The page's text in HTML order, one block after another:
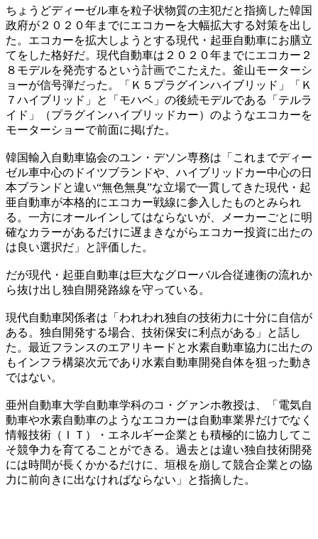
ちょうどディーゼル車を粒子状物質の主犯だと指摘した韓国
政府が２０２０年までにエコカーを大幅拡大する対策を出し
た。エコカーを拡大しようとする現代・起亜自動車にお膳立
てをした格好だ。現代自動車は２０２０年までにエコカー２
８モデルを発売するという計画でこたえた。釜山モーターシ
ョーが信号弾だった。「Ｋ５プラグインハイブリッド」「Ｋ
７ハイブリッド」と「モハベ」の後続モデルである「テルラ
イド」（プラグインハイブリッドカー）のようなエコカーを
モーターショーで前面に掲げた。
韓国輸入自動車協会のユン・デソン専務は「これまでディー
ゼル車中心のドイツブランドや、ハイブリッドカー中心の日
本ブランドと違い“無色無臭”な立場で一貫してきた現代・起
亜自動車が本格的にエコカー戦線に参入したものとみられ
る。一方にオールインしてはならないが、メーカーごとに明
確なカラーがあるだけに遅まきながらエコカー投資に出たの
は良い選択だ」と評価した。
だが現代・起亜自動車は巨大なグローバル合従連衡の流れか
ら抜け出し独自開発路線を守っている。
現代自動車関係者は「われわれ独自の技術力に十分に自信が
ある。独自開発する場合、技術保安に利点がある」と話し
た。最近フランスのエアリキードと水素自動車協力に出たの
もインフラ構築次元であり水素自動車開発自体を狙った動き
ではない。
亜州自動車大学自動車学科のコ・グァンホ教授は、「電気自
動車や水素自動車のようなエコカーは自動車業界だけでなく
情報技術（ＩＴ）・エネルギー企業とも積極的に協力してこ
そ競争力を育てることができる。過去とは違い独自技術開発
には時間が長くかかるだけに、垣根を崩して競合企業との協
力に前向きに出なければならない」と指摘した。